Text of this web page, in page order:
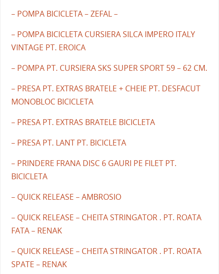
– POMPA BICICLETA – ZEFAL –
– POMPA BICICLETA CURSIERA SILCA IMPERO ITALY
VINTAGE PT. EROICA
– POMPA PT. CURSIERA SKS SUPER SPORT 59 – 62 CM.
– PRESA PT. EXTRAS BRATELE + CHEIE PT. DESFACUT
MONOBLOC BICICLETA
– PRESA PT. EXTRAS BRATELE BICICLETA
– PRESA PT. LANT PT. BICICLETA
– PRINDERE FRANA DISC 6 GAURI PE FILET PT.
BICICLETA
– QUICK RELEASE – AMBROSIO
– QUICK RELEASE – CHEITA STRINGATOR . PT. ROATA
FATA – RENAK
– QUICK RELEASE – CHEITA STRINGATOR . PT. ROATA
SPATE – RENAK